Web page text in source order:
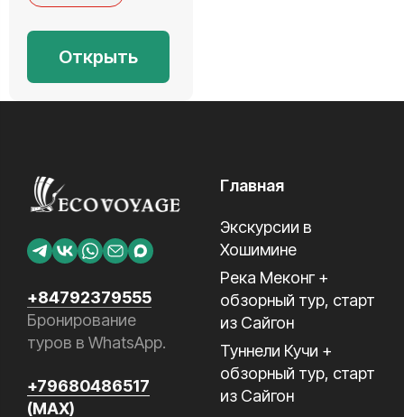
Открыть
+84792379555
Бронирование
туров в WhatsApp.
+79680486517
(MAX)
Главная
Экскурсии в
Хошимине
Река Меконг +
обзорный тур, старт
из Сайгон
Туннели Кучи +
обзорный тур, старт
из Сайгон